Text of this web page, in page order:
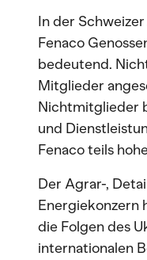
In der
Fenaco
bedeutend.
Mitglieder
Nichtmitglieder
und
Fenaco teils
Der Agrar-,
Energiekonzern
die Folgen des
internationalen